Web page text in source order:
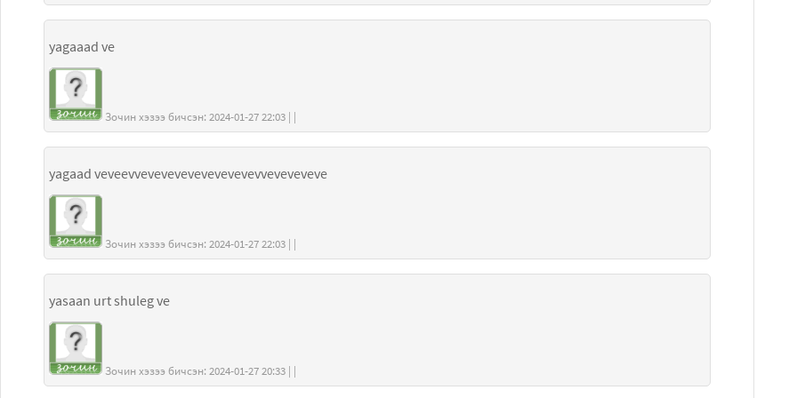
yagaaad ve
Зочин хэзээ бичсэн: 2024-01-27 22:03 | |
yagaad veveevvevevevevevevevevevveveveveve
Зочин хэзээ бичсэн: 2024-01-27 22:03 | |
yasaan urt shuleg ve
Зочин хэзээ бичсэн: 2024-01-27 20:33 | |